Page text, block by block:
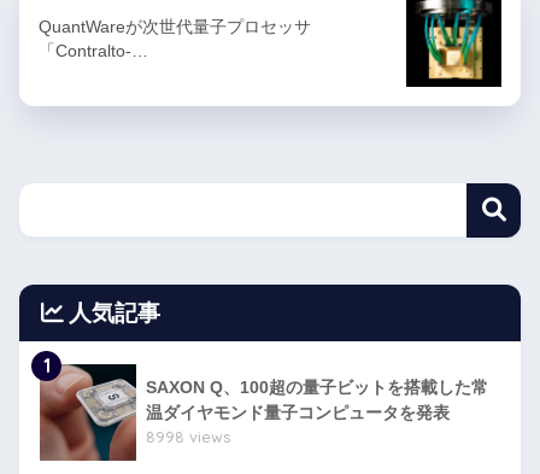
QuantWareが次世代量子プロセッサ
「Contralto-…
人気記事
1
SAXON Q、100超の量子ビットを搭載した常
温ダイヤモンド量子コンピュータを発表
8998 views